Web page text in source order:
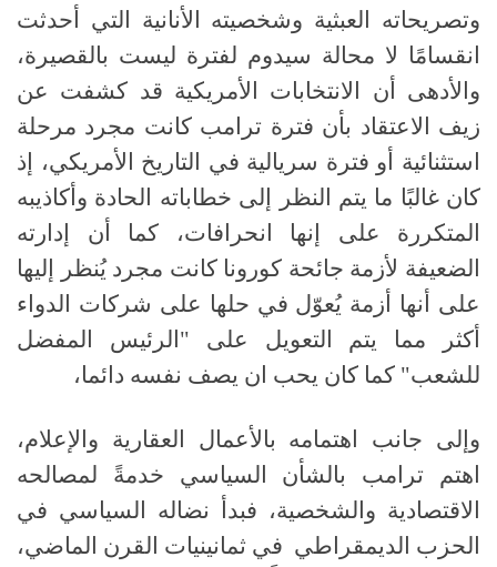
وتصريحاته العبثية وشخصيته الأنانية التي أحدثت
انقسامًا لا محالة سيدوم لفترة ليست بالقصيرة،
والأدهى أن الانتخابات الأمريكية قد كشفت عن
زيف الاعتقاد بأن فترة ترامب كانت مجرد مرحلة
استثنائية أو فترة سريالية في التاريخ الأمريكي، إذ
كان غالبًا ما يتم النظر إلى خطاباته الحادة وأكاذيبه
المتكررة على إنها انحرافات، كما أن إدارته
الضعيفة لأزمة جائحة كورونا كانت مجرد يُنظر إليها
على أنها أزمة يُعوّل في حلها على شركات الدواء
أكثر مما يتم التعويل على "الرئيس المفضل
للشعب" كما كان يحب ان يصف نفسه دائما،
وإلى جانب اهتمامه بالأعمال العقارية والإعلام،
اهتم ترامب بالشأن السياسي خدمةً لمصالحه
الاقتصادية والشخصية، فبدأ نضاله السياسي في
الحزب الديمقراطي في ثمانينيات القرن الماضي،